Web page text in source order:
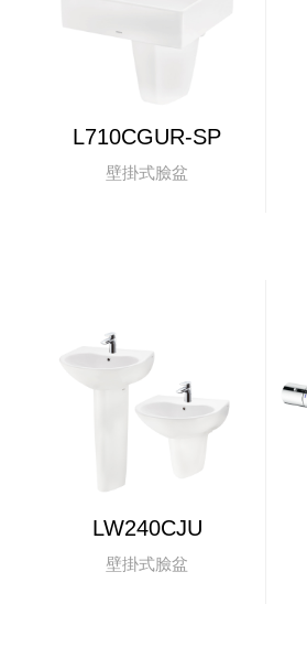
L710CGUR-SP
壁掛式臉盆
LW240CJU
壁掛式臉盆